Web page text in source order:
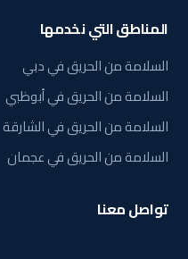
المناطق التي نخدمها
السلامة من الحريق في دبي
السلامة من الحريق في أبوظبي
السلامة من الحريق في الشارقة
السلامة من الحريق في عجمان
تواصل معنا